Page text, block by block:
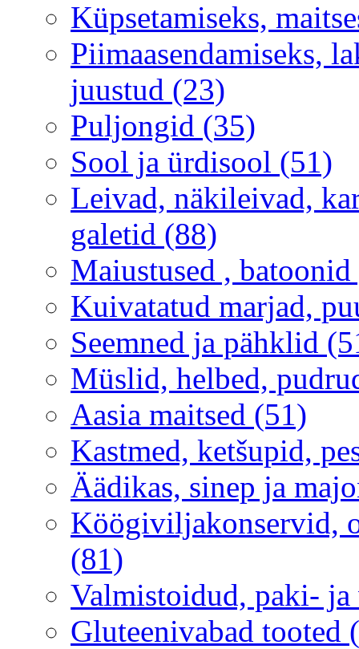
Küpsetamiseks,
Piimaasendamiseks,
juustud (23)
Puljongid (35)
Sool ja ürdisool (51)
Leivad, näkileivad,
galetid (88)
Maiustused ,
Kuivatatud marjad,
Seemned ja pähklid
Müslid, helbed,
Aasia maitsed (51)
Kastmed, ketšupid,
Äädikas, sinep ja
Köögiviljakonservid,
(81)
Valmistoidud, paki-
Gluteenivabad tooted